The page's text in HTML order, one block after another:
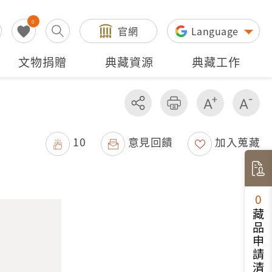
0
官網 Language
文物捐贈 典藏資源 典藏工作
分享 友善列印 增加字級
10 意見回饋 加入蒐藏
0
藏品申請清單